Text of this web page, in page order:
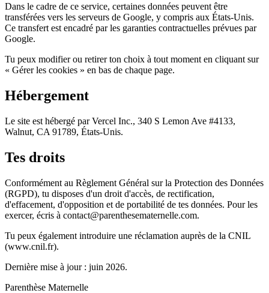
Dans le cadre de ce service, certaines données peuvent être
transférées vers les serveurs de Google, y compris aux États-Unis.
Ce transfert est encadré par les garanties contractuelles prévues par
Google.
Tu peux modifier ou retirer ton choix à tout moment en cliquant sur
« Gérer les cookies » en bas de chaque page.
Hébergement
Le site est hébergé par Vercel Inc., 340 S Lemon Ave #4133,
Walnut, CA 91789, États-Unis.
Tes droits
Conformément au Règlement Général sur la Protection des Données
(RGPD), tu disposes d'un droit d'accès, de rectification,
d'effacement, d'opposition et de portabilité de tes données. Pour les
exercer, écris à contact@parenthesematernelle.com.
Tu peux également introduire une réclamation auprès de la CNIL
(www.cnil.fr).
Dernière mise à jour : juin 2026.
Parenthèse Maternelle